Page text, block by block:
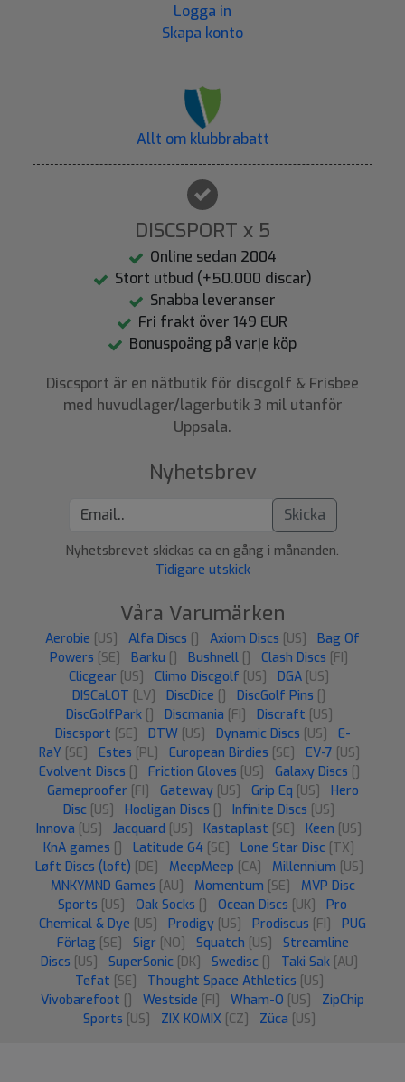
Logga in
Skapa konto
Allt om klubbrabatt
DISCSPORT x 5
Online sedan 2004
Stort utbud (+50.000 discar)
Snabba leveranser
Fri frakt över 149 EUR
Bonuspoäng på varje köp
Discsport är en nätbutik för discgolf & Frisbee
med huvudlager/lagerbutik 3 mil utanför
Uppsala.
Nyhetsbrev
Skicka
Nyhetsbrevet skickas ca en gång i månanden.
Tidigare utskick
Våra Varumärken
Aerobie [US] Alfa Discs Axiom Discs [US]
Bag Of
Powers [SE] Barku Bushnell Clash Discs [FI]
Clicgear [US] Climo Discgolf [US] DGA [US]
DISCaLOT [LV] DiscDice DiscGolf Pins
DiscGolfPark
Discmania [FI] Discraft [US]
Discsport [SE] DTW [US] Dynamic Discs [US]
E-
RaY [SE] Estes [PL] European Birdies [SE] EV-7 [US]
Evolvent Discs
Friction Gloves [US] Galaxy Discs
Gameproofer [FI] Gateway [US] Grip Eq [US]
Hero
Disc [US] Hooligan Discs Infinite Discs [US]
Innova [US] Jacquard [US] Kastaplast [SE] Keen [US]
KnA games
Latitude 64 [SE] Lone Star Disc [TX]
Løft Discs (loft) [DE] MeepMeep [CA] Millennium [US]
MNKYMND Games [AU] Momentum [SE]
MVP Disc
Sports [US] Oak Socks Ocean Discs [UK]
Pro
Chemical & Dye [US] Prodigy [US] Prodiscus [FI]
PUG
Förlag [SE] Sigr [NO] Squatch [US]
Streamline
Discs [US] SuperSonic [DK] Swedisc Taki Sak [AU]
Tefat [SE] Thought Space Athletics [US]
Vivobarefoot
Westside [FI] Wham-O [US]
ZipChip
Sports [US] ZIX KOMIX [CZ] Züca [US]